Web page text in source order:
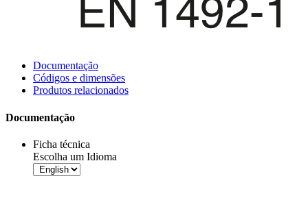
Documentação
Códigos e dimensões
Produtos relacionados
Documentação
Ficha técnica
Escolha um Idioma